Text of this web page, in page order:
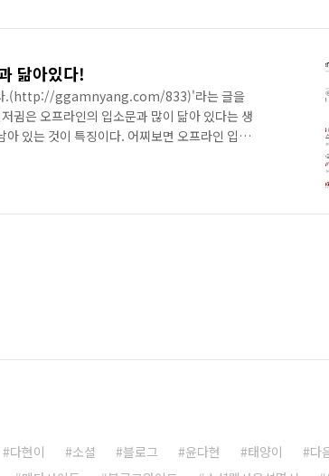
http://ggamnyang.com/1211). 연구에 따르
닮아있다!
다.(http://ggamnyang.com/833)'라는 글을
귐은 오프라인의 입소문과 많이 닮아 있다는 생
있는 것이 특징이다. 어찌보면 오프라인 입소
입소문은 모두 기록으로 남는다. 온라인 입소
는 한 꾸준히 영향을 미치게 된다. 하지만 트위
다현이 소셜 블로그 윤다현 태양이
다